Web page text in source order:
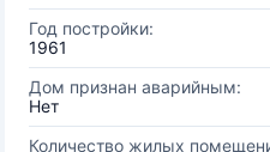
Год постройки:
1961
Дом признан аварийным:
Нет
Количество жилых